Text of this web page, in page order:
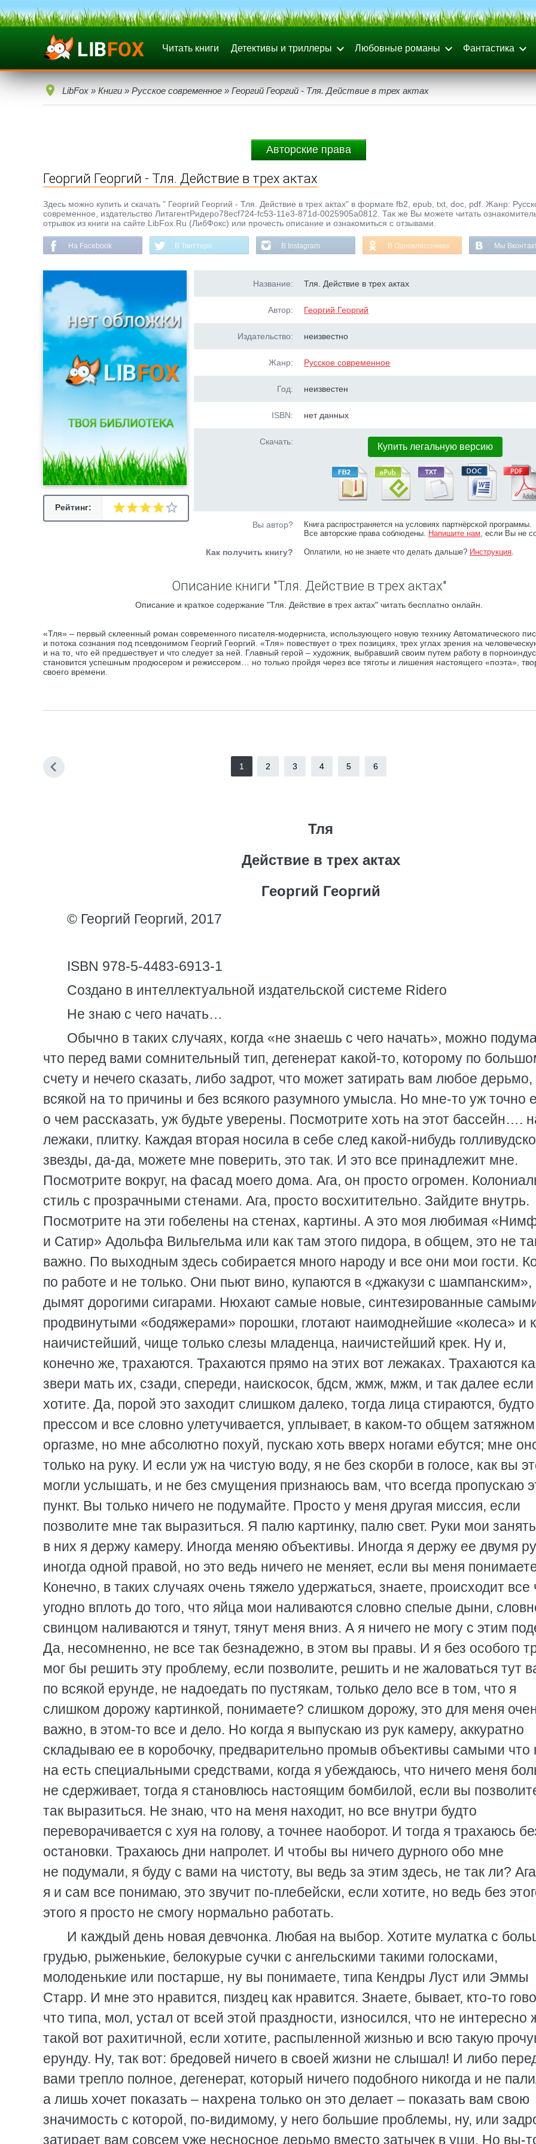
Читать книги Детективы и триллеры Любовные романы Фантастика
LibFox » Книги » Русское современное » Георгий Георгий - Тля. Действие в трех актах
Авторские права
Георгий Георгий - Тля. Действие в трех актах
Здесь можно купить и скачать " Георгий Георгий - Тля. Действие в трех актах" в формате fb2, epub, txt, doc, pdf. Жанр:
современное, издательство ЛитагентРидеро78ecf724-fc53-11e3-871d-0025905a0812. Так же Вы можете читать
отрывок из книги на сайте LibFox.Ru (ЛибФокс) или прочесть описание и ознакомиться с отзывами.
На Facebook В Твиттере В Instagram В Одноклассниках Мы
Рейтинг:
Название: Тля. Действие в трех актах
Автор: Георгий Георгий
Издательство: неизвестно
Жанр: Русское современное
Год: неизвестен
ISBN: нет данных
Скачать: Купить легальную версию
Вы автор?
Книга распространяется на условиях партнёрской программы.
Все авторские права соблюдены. Напишите нам, если Вы не
Как получить книгу? Оплатили, но не знаете что делать дальше? Инструкция.
Описание книги "Тля. Действие в трех актах"
Описание и краткое содержание "Тля. Действие в трех актах" читать бесплатно онлайн.
«Тля» – первый склеенный роман современного писателя-модерниста, использующего новую технику Автоматического
и потока сознания под псевдонимом Георгий Георгий. «Тля» повествует о трех позициях, трех углах зрения на
и на то, что ей предшествует и что следует за ней. Главный герой – художник, выбравший своим путем работу в
становится успешным продюсером и режиссером… но только пройдя через все тяготы и лишения настоящего «поэта»,
своего времени.
1 2 3 4 5 6
Тля
Действие в трех актах
Георгий Георгий
© Георгий Георгий, 2017
ISBN 978-5-4483-6913-1
Создано в интеллектуальной издательской системе Ridero
Не знаю с чего начать…
Обычно в таких случаях, когда «не знаешь с чего начать», можно
что перед вами сомнительный тип, дегенерат какой-то, которому по
счету и нечего сказать, либо задрот, что может затирать вам любое дерьмо,
всякой на то причины и без всякого разумного умысла. Но мне-то уж точно
о чем рассказать, уж будьте уверены. Посмотрите хоть на этот бассейн….
лежаки, плитку. Каждая вторая носила в себе след какой-нибудь
звезды, да-да, можете мне поверить, это так. И это все принадлежит мне.
Посмотрите вокруг, на фасад моего дома. Ага, он просто огромен.
стиль с прозрачными стенами. Ага, просто восхитительно. Зайдите внутрь.
Посмотрите на эти гобелены на стенах, картины. А это моя любимая
и Сатир» Адольфа Вильгельма или как там этого пидора, в общем, это не
важно. По выходным здесь собирается много народу и все они мои гости.
по работе и не только. Они пьют вино, купаются в «джакузи с шампанским»,
дымят дорогими сигарами. Нюхают самые новые, синтезированные
продвинутыми «бодяжерами» порошки, глотают наимоднейшие «колеса» и
наичистейший, чище только слезы младенца, наичистейший крек. Ну и,
конечно же, трахаются. Трахаются прямо на этих вот лежаках. Трахаются
звери мать их, сзади, спереди, наискосок, бдсм, жмж, мжм, и так далее если
хотите. Да, порой это заходит слишком далеко, тогда лица стираются,
прессом и все словно улетучивается, уплывает, в каком-то общем затяжном
оргазме, но мне абсолютно похуй, пускаю хоть вверх ногами ебутся; мне
только на руку. И если уж на чистую воду, я не без скорби в голосе, как вы
могли услышать, и не без смущения признаюсь вам, что всегда пропускаю
пункт. Вы только ничего не подумайте. Просто у меня другая миссия, если
позволите мне так выразиться. Я палю картинку, палю свет. Руки мои
в них я держу камеру. Иногда меняю объективы. Иногда я держу ее двумя
иногда одной правой, но это ведь ничего не меняет, если вы меня
Конечно, в таких случаях очень тяжело удержаться, знаете, происходит все
угодно вплоть до того, что яйца мои наливаются словно спелые дыни,
свинцом наливаются и тянут, тянут меня вниз. А я ничего не могу с этим
Да, несомненно, не все так безнадежно, в этом вы правы. И я без особого
мог бы решить эту проблему, если позволите, решить и не жаловаться тут
по всякой ерунде, не надоедать по пустякам, только дело все в том, что я
слишком дорожу картинкой, понимаете? слишком дорожу, это для меня
важно, в этом-то все и дело. Но когда я выпускаю из рук камеру, аккуратно
складываю ее в коробочку, предварительно промыв объективы самыми что
на есть специальными средствами, когда я убеждаюсь, что ничего меня
не сдерживает, тогда я становлюсь настоящим бомбилой, если вы
так выразиться. Не знаю, что на меня находит, но все внутри будто
переворачивается с хуя на голову, а точнее наоборот. И тогда я трахаюсь
остановки. Трахаюсь дни напролет. И чтобы вы ничего дурного обо мне
не подумали, я буду с вами на чистоту, вы ведь за этим здесь, не так ли?
я и сам все понимаю, это звучит по-плебейски, если хотите, но ведь без
этого я просто не смогу нормально работать.
И каждый день новая девчонка. Любая на выбор. Хотите мулатка с
грудью, рыженькие, белокурые сучки с ангельскими такими голосками,
молоденькие или постарше, ну вы понимаете, типа Кендры Луст или Эммы
Старр. И мне это нравится, пиздец как нравится. Знаете, бывает, кто-то
что типа, мол, устал от всей этой праздности, износился, что не интересно
такой вот рахитичной, если хотите, распыленной жизнью и всю такую
ерунду. Ну, так вот: бредовей ничего в своей жизни не слышал! И либо
вами трепло полное, дегенерат, который ничего подобного никогда и не
а лишь хочет показать – нахрена только он это делает – показать вам свою
значимость с которой, по-видимому, у него большие проблемы, ну, или
затирает вам совсем уже несносное дерьмо вместо затычек в уши. Но вы-